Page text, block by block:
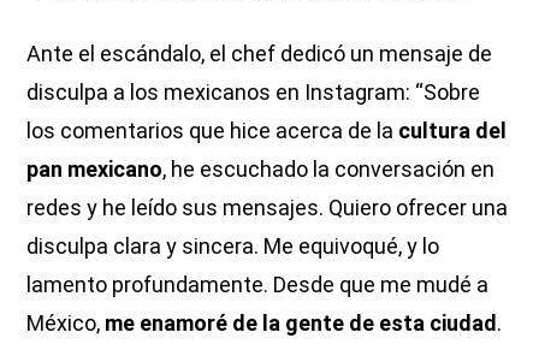
Ante el escándalo, el chef dedicó un mensaje de
disculpa a los mexicanos en Instagram: “Sobre
los comentarios que hice acerca de la cultura del
pan mexicano, he escuchado la conversación en
redes y he leído sus mensajes. Quiero ofrecer una
disculpa clara y sincera. Me equivoqué, y lo
lamento profundamente. Desde que me mudé a
México, me enamoré de la gente de esta ciudad.